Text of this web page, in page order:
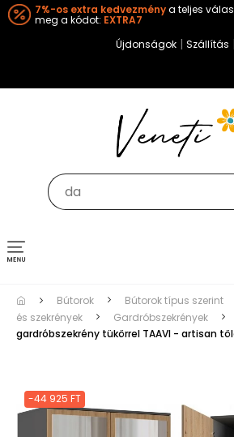
7%-os extra kedvezménya teljes
meg a kódot: EXTRA7
Újdonságok | Szállítás |
Toggle
navigation
Bútorok Bútorok típus szerint
és szekrények
Gardróbszekrények
gardróbszekrény tükörrel TAAVI - artisan
-44 925 FT